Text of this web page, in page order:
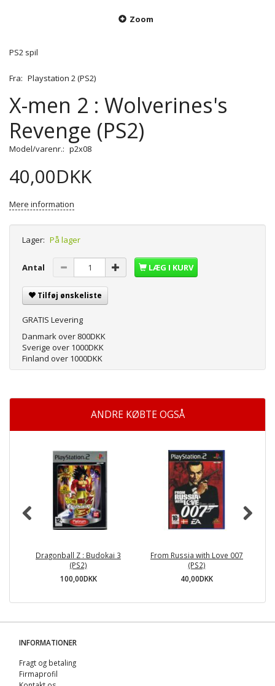
Zoom
PS2 spil
Fra: Playstation 2 (PS2)
X-men 2 : Wolverines's
Revenge (PS2)
Model/varenr.: p2x08
40,00DKK
Mere information
Lager: På lager
Antal LÆG I KURV
Tilføj ønskeliste
GRATIS Levering
Danmark over 800DKK
Sverige over 1000DKK
Finland over 1000DKK
ANDRE KØBTE OGSÅ
Dragonball Z : Budokai 3
(PS2)
100,00DKK
From Russia with Love 007
(PS2)
40,00DKK
INFORMATIONER
Fragt og betaling
Firmaprofil